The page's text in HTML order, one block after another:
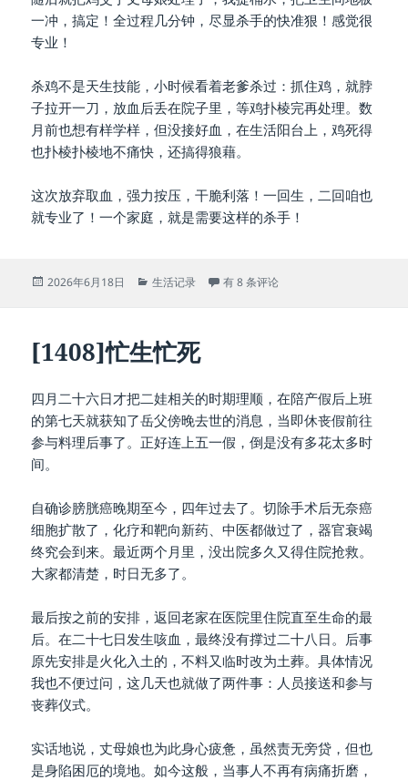
一冲，搞定！全过程几分钟，尽显杀手的快准狠！感觉很
专业！
杀鸡不是天生技能，小时候看着老爹杀过：抓住鸡，就脖
子拉开一刀，放血后丢在院子里，等鸡扑棱完再处理。数
月前也想有样学样，但没接好血，在生活阳台上，鸡死得
也扑棱扑棱地不痛快，还搞得狼藉。
这次放弃取血，强力按压，干脆利落！一回生，二回咱也
就专业了！一个家庭，就是需要这样的杀手！
发
2026年6月18日
分
生活记录 [1409]杀鸡
有 8 条评论
[1408]忙生忙死
四月二十六日才把二娃相关的时期理顺，在陪产假后上班
的第七天就获知了岳父傍晚去世的消息，当即休丧假前往
参与料理后事了。正好连上五一假，倒是没有多花太多时
间。
自确诊膀胱癌晚期至今，四年过去了。切除手术后无奈癌
细胞扩散了，化疗和靶向新药、中医都做过了，器官衰竭
终究会到来。最近两个月里，没出院多久又得住院抢救。
大家都清楚，时日无多了。
最后按之前的安排，返回老家在医院里住院直至生命的最
后。在二十七日发生咳血，最终没有撑过二十八日。后事
原先安排是火化入土的，不料又临时改为土葬。具体情况
我也不便过问，这几天也就做了两件事：人员接送和参与
丧葬仪式。
实话地说，丈母娘也为此身心疲惫，虽然责无旁贷，但也
是身陷困厄的境地。如今这般，当事人不再有病痛折磨，